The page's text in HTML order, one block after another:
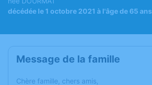
décédée le 1 octobre 2021 à l'âge de 65 ans
Message de la famille
Chère famille, chers amis,